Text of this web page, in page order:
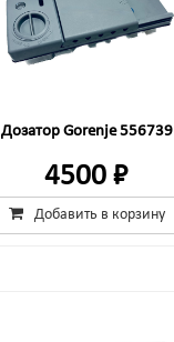
Дозатор Gorenje 556739
4500 ₽
Добавить в корзину